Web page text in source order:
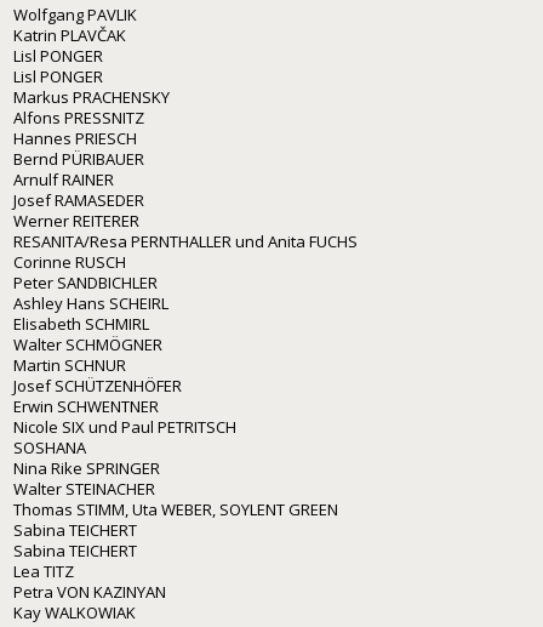
Wolfgang PAVLIK
Katrin PLAVČAK
Lisl PONGER
Lisl PONGER
Markus PRACHENSKY
Alfons PRESSNITZ
Hannes PRIESCH
Bernd PÜRIBAUER
Arnulf RAINER
Josef RAMASEDER
Werner REITERER
RESANITA/Resa PERNTHALLER und Anita FUCHS
Corinne RUSCH
Peter SANDBICHLER
Ashley Hans SCHEIRL
Elisabeth SCHMIRL
Walter SCHMÖGNER
Martin SCHNUR
Josef SCHÜTZENHÖFER
Erwin SCHWENTNER
Nicole SIX und Paul PETRITSCH
SOSHANA
Nina Rike SPRINGER
Walter STEINACHER
Thomas STIMM, Uta WEBER, SOYLENT GREEN
Sabina TEICHERT
Sabina TEICHERT
Lea TITZ
Petra VON KAZINYAN
Kay WALKOWIAK